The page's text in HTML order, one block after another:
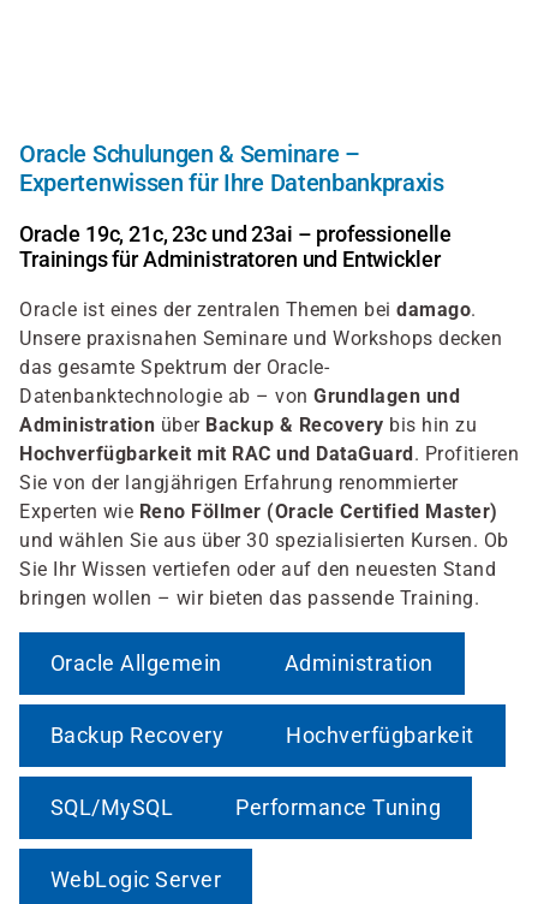
Oracle Schulungen & Seminare –
Expertenwissen für Ihre Datenbankpraxis
Oracle 19c, 21c, 23c und 23ai – professionelle
Trainings für Administratoren und Entwickler
Oracle ist eines der zentralen Themen bei damago.
Unsere praxisnahen Seminare und Workshops decken
das gesamte Spektrum der Oracle-
Datenbanktechnologie ab – von Grundlagen und
Administration über Backup & Recovery bis hin zu
Hochverfügbarkeit mit RAC und DataGuard. Profitieren
Sie von der langjährigen Erfahrung renommierter
Experten wie Reno Föllmer (Oracle Certified Master)
und wählen Sie aus über 30 spezialisierten Kursen. Ob
Sie Ihr Wissen vertiefen oder auf den neuesten Stand
bringen wollen – wir bieten das passende Training.
Oracle Allgemein Administration
Backup Recovery Hochverfügbarkeit
SQL/MySQL Performance Tuning
WebLogic Server